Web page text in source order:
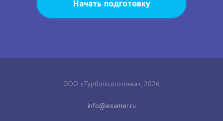
Начать подготовку
ООО «Турбоподготовка», 2026